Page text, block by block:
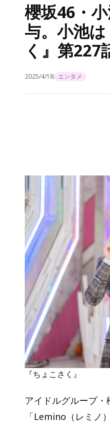
櫻坂46・
与。小池
く』第227
2025/4/18 エンタメ
『ちょこさく』
アイドルグループ
「Lemino（レミノ